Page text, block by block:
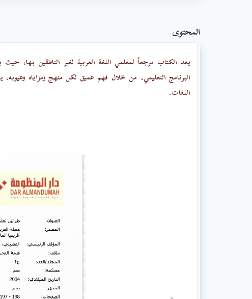
المحتوى
يعد الكتاب مرجعاً لمعلمي اللغة العربية لغير الناطقين بها،
البرنامج التعليمي، من خلال فهم عميق لكل منهج ومزاياه وعيوبه،
اللغات.